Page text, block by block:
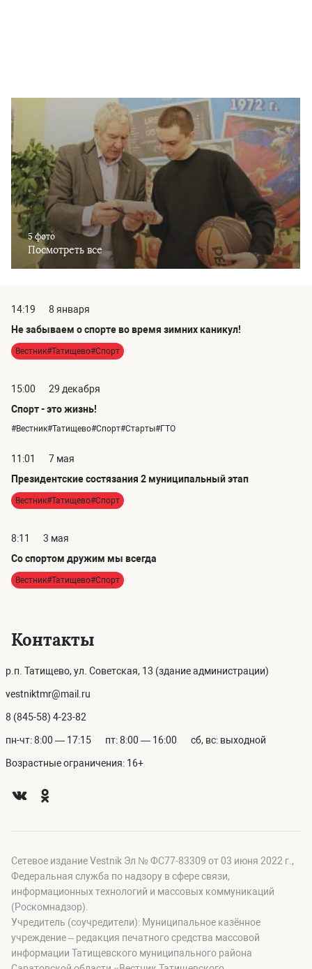
5 фото
Посмотреть все
14:19
8 января
Не забываем о спорте во время зимних каникул!
Вестник#Татищево#Спорт
15:00
29 декабря
Спорт - это жизнь!
#Вестник#Татищево#Спорт#Старты#ГТО
11:01
7 мая
Президентские состязания 2 муниципальный этап
Вестник#Татищево#Спорт
8:11
3 мая
Со спортом дружим мы всегда
Вестник#Татищево#Спорт
Контакты
р.п. Татищево, ул. Советская, 13 (здание администрации)
vestniktmr@mail.ru
8 (845-58) 4-23-82
пн-чт: 8:00 — 17:15 пт: 8:00 — 16:00 сб, вс: выходной
Возрастные ограничения: 16+
Сетевое издание Vestnik Эл № ФС77-83309 от 03 июня 2022 г.,
Федеральная служба по надзору в сфере связи,
информационных технологий и массовых коммуникаций
(Роскомнадзор).
Учредитель (соучредители): Муниципальное казённое
учреждение – редакция печатного средства массовой
информации Татищевского муниципального района